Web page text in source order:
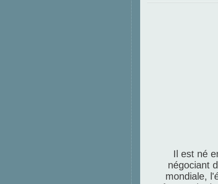
Il est né
négociant
mondiale,